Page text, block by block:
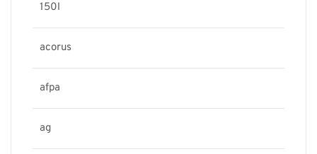
150l
acorus
afpa
ag